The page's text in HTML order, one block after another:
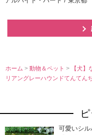
ホーム >動物＆ペット>
【犬
リアングレーハウンドてんてん
可愛いシ